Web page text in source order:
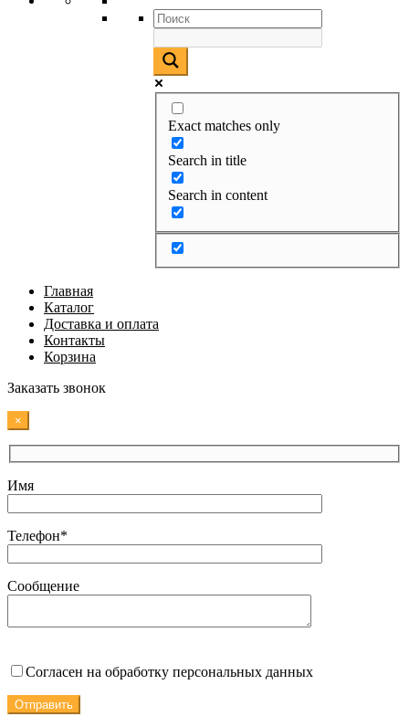
Exact matches only
Search in title
Search in content
Главная
Каталог
Доставка и оплата
Контакты
Корзина
Заказать звонок
×
Имя
Телефон*
Сообщение
Согласен на обработку персональных данных